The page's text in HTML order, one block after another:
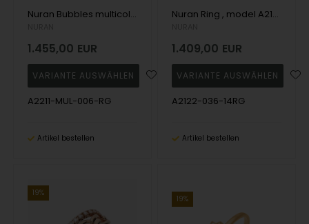
Nuran Bubbles multicolour Ring , mit insgesamt 0,06 ct Wesselton SI
1.455,00 EUR
A2211-MUL-006-RG
Artikel bestellen
Nuran Ring , model A2121-026-14RG
1.409,00 EUR
A2122-036-14RG
Artikel bestellen
19%
19%